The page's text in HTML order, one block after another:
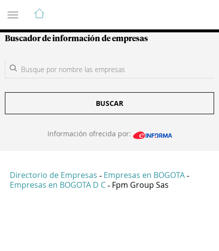
Guía de Empresas Colombianas
Buscador de información de empresas
BUSCAR
Información ofrecida por:
Directorio de Empresas - Empresas en BOGOTA -
Empresas en BOGOTA D C - Fpm Group Sas